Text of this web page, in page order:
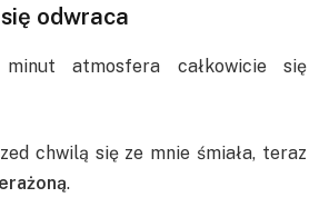
odwraca
atmosfera całkowicie się
chwilą się ze mnie śmiała, teraz
.